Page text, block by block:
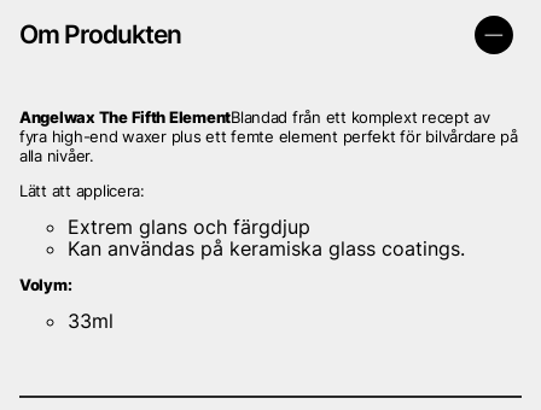
Om Produkten
Angelwax The Fifth ElementBlandad från ett komplext recept av
fyra high-end waxer plus ett femte element perfekt för bilvårdare på
alla nivåer.
Lätt att applicera:
Extrem glans och färgdjup
Kan användas på keramiska glass coatings.
Volym:
33ml